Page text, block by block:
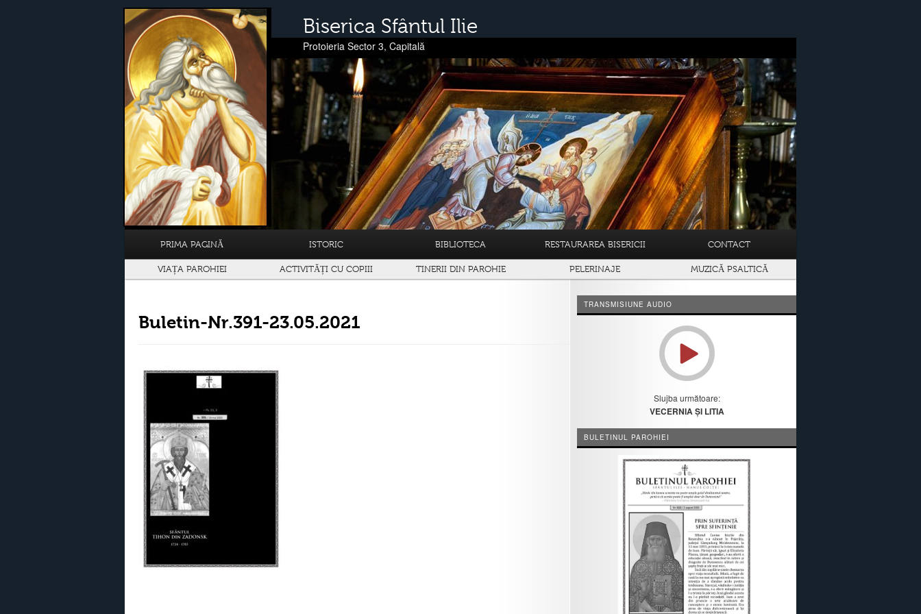
Biserica Sfântul Ilie
Protoieria Sector 3, Capitală
PRIMA PAGINĂ ISTORIC BIBLIOTECA RESTAURAREA BISERICII CONTACT
VIAȚA PAROHIEI ACTIVITĂȚI CU COPIII TINERII DIN PAROHIE PELERINAJE MUZICĂ PSALTICĂ
Buletin-Nr.391-23.05.2021
TRANSMISIUNE AUDIO
Slujba următoare:
VECERNIA ȘI LITIA
BULETINUL PAROHIEI